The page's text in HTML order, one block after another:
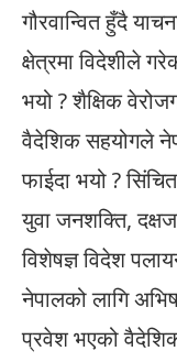
गौरवान्वित हुँदै
क्षेत्रमा विदेशीले
भयो ? शैक्षिक
वैदेशिक सहयोगले
फाईदा भयो ?
युवा जनशक्ति,
विशेषज्ञ विदेश
नेपालको लागि
प्रवेश भएको वैदेशिक